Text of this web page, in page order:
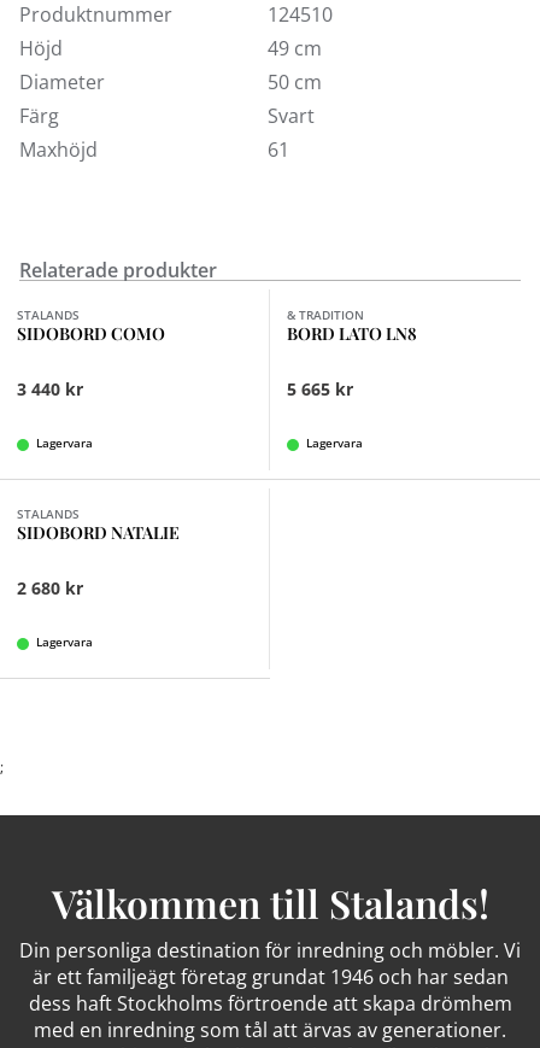
Produktnummer
124510
Höjd
49 cm
Diameter
50 cm
Färg
Svart
Maxhöjd
61
Relaterade produkter
Finns i fler val (2)
STALANDS
SIDOBORD COMO
3 440 kr
Lagervara
& TRADITION
BORD LATO LN8
5 665 kr
Lagervara
STALANDS
SIDOBORD NATALIE
2 680 kr
Lagervara
;
Välkommen till Stalands!
Din personliga destination för inredning och möbler. Vi
är ett familjeägt företag grundat 1946 och har sedan
dess haft Stockholms förtroende att skapa drömhem
med en inredning som tål att ärvas av generationer.